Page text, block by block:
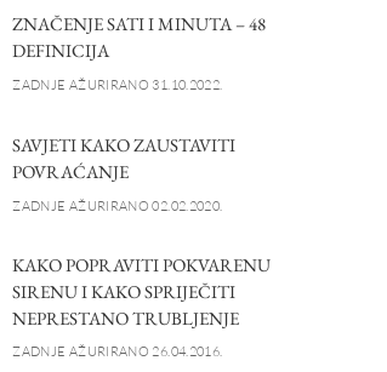
ZNAČENJE SATI I MINUTA – 48
DEFINICIJA
ZADNJE AŽURIRANO 31.10.2022.
SAVJETI KAKO ZAUSTAVITI
POVRAĆANJE
ZADNJE AŽURIRANO 02.02.2020.
KAKO POPRAVITI POKVARENU
SIRENU I KAKO SPRIJEČITI
NEPRESTANO TRUBLJENJE
ZADNJE AŽURIRANO 26.04.2016.